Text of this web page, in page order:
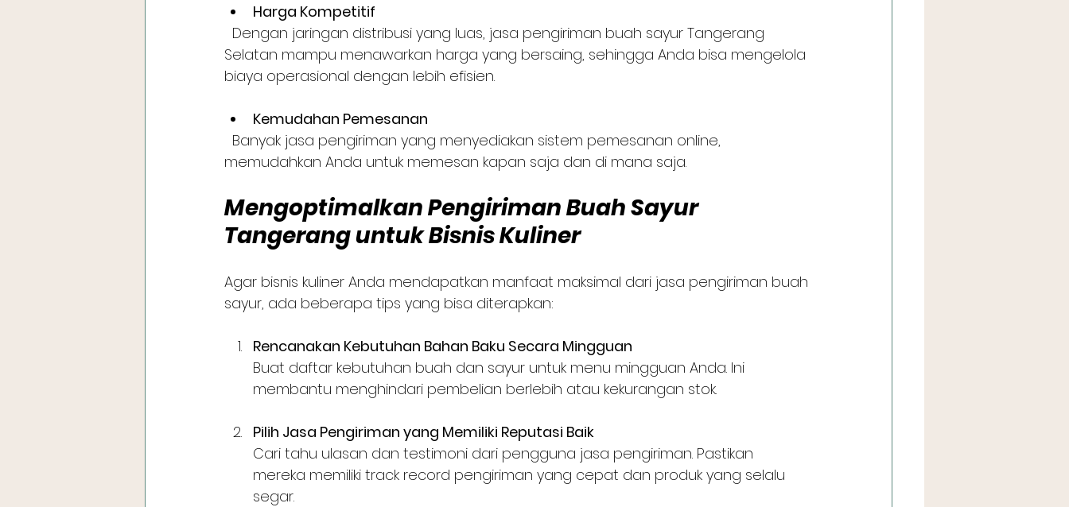
Harga Kompetitif
Selatan mampu menawarkan harga yang bersaing, sehingga Anda bisa mengelola
biaya operasional dengan lebih efisien.
Kemudahan Pemesanan
memudahkan Anda untuk memesan kapan saja dan di mana saja.
Mengoptimalkan Pengiriman Buah Sayur
Tangerang untuk Bisnis Kuliner
Agar bisnis kuliner Anda mendapatkan manfaat maksimal dari jasa pengiriman buah
sayur, ada beberapa tips yang bisa diterapkan:
Rencanakan Kebutuhan Bahan Baku Secara Mingguan
Buat daftar kebutuhan buah dan sayur untuk menu mingguan Anda. Ini
membantu menghindari pembelian berlebih atau kekurangan stok.
Pilih Jasa Pengiriman yang Memiliki Reputasi Baik
Cari tahu ulasan dan testimoni dari pengguna jasa pengiriman. Pastikan
mereka memiliki track record pengiriman yang cepat dan produk yang selalu
segar.